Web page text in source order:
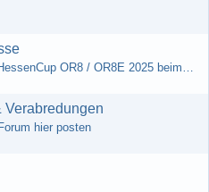
[13.06.-15.06.2025] 5ter Lauf HessenCup OR8 / OR8E 2025 beim MSC Ober-Mörlen e.V.
Verabredungen
hier posten